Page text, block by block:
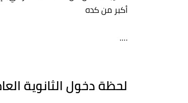
أكبر من كده
….
لحظة دخول الثانوية